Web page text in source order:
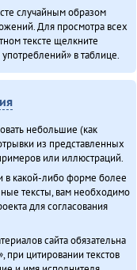
случайным образом
Для просмотра всех
тексте щелкните
в таблице.
небольшие (как
из представленных
или иллюстраций.
в какой-либо форме более
тексты, вам необходимо
для согласования
сайта обязательна
при цитировании текстов